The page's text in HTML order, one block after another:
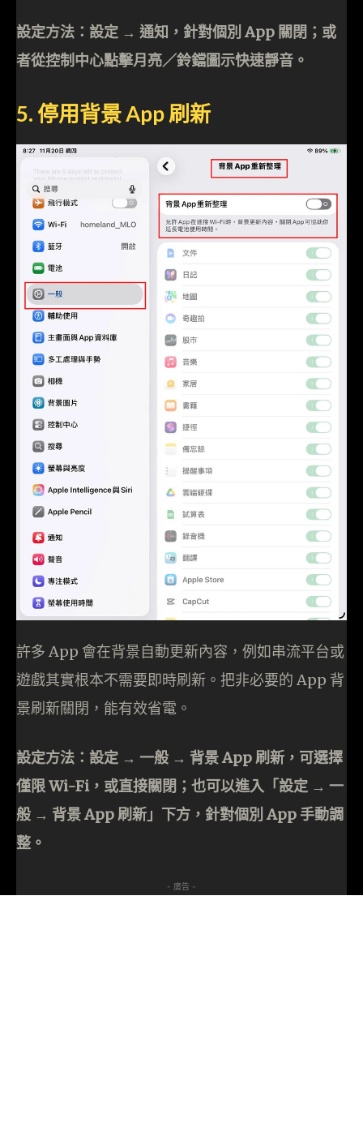
設定方法：設定 → 通知，針對個別 App 關閉；或
者從控制中心點擊月亮／鈴鐺圖示快速靜音。
5. 停用背景 App 刷新
許多 App 會在背景自動更新內容，例如串流平台或
遊戲其實根本不需要即時刷新。把非必要的 App 背
景刷新關閉，能有效省電。
設定方法：設定 → 一般 → 背景 App 刷新，可選擇
僅限 Wi-Fi，或直接關閉；也可以進入「設定 → 一
般 → 背景 App 刷新」下方，針對個別 App 手動調
整。
- 廣告 -